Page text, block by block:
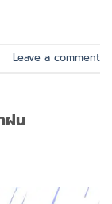
Leave a comment
ฝน